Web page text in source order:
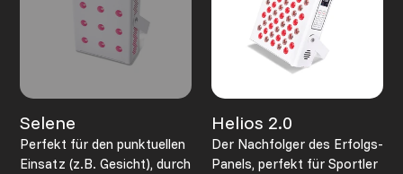
Selene
Perfekt für den punktuellen
Einsatz (z.B. Gesicht), durch
Helios 2.0
Der Nachfolger des Erfolgs-
Panels, perfekt für Sportler